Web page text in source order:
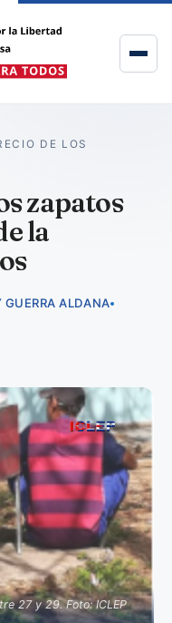
DE LOS
zapatos
la
ALDANA
27 y 29. Foto: ICLEP